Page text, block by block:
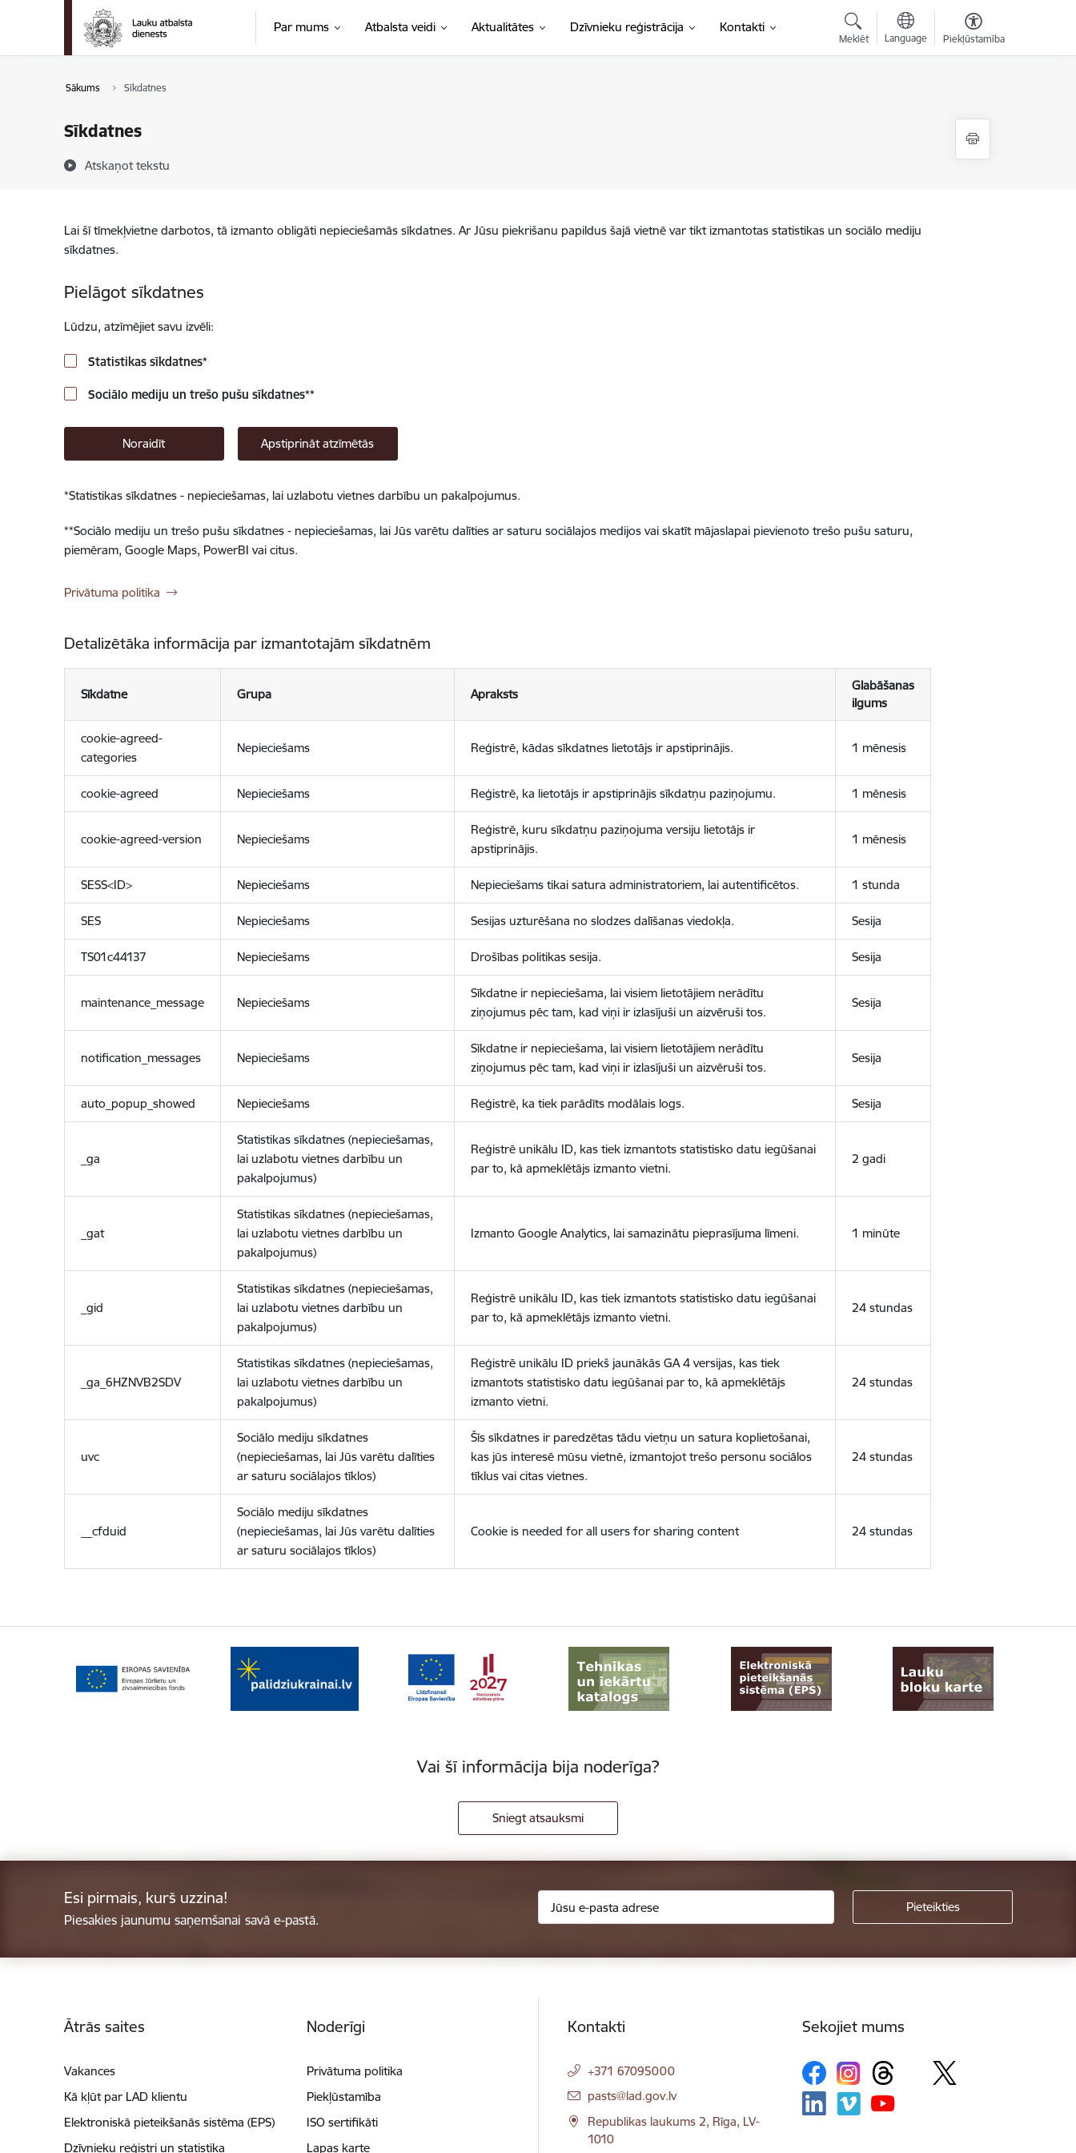
Pāriet uz lapas saturu
Par mums Atbalsta veidi Aktualitātes Dzīvnieku reģistrācija Kontakti
Meklēt Language Piekļūstamība
Sākums Sīkdatnes
Sīkdatnes
Atskaņot tekstu
Lai šī tīmekļvietne darbotos, tā izmanto obligāti nepieciešamās sīkdatnes. Ar Jūsu piekrišanu papildus šajā vietnē var tikt izmantotas statistikas un sociālo mediju
sīkdatnes.
Pielāgot sīkdatnes
Lūdzu, atzīmējiet savu izvēli:
Statistikas sīkdatnes*
Sociālo mediju un trešo pušu sīkdatnes**
Noraidīt Apstiprināt atzīmētās
*Statistikas sīkdatnes - nepieciešamas, lai uzlabotu vietnes darbību un pakalpojumus.
**Sociālo mediju un trešo pušu sīkdatnes - nepieciešamas, lai Jūs varētu dalīties ar saturu sociālajos medijos vai skatīt mājaslapai pievienoto trešo pušu saturu,
piemēram, Google Maps, PowerBI vai citus.
Privātuma politika
Detalizētāka informācija par izmantotajām sīkdatnēm
Sīkdatne Grupa Apraksts
Glabāšanas
ilgums
cookie-agreed-
categories
Nepieciešams Reģistrē, kādas sīkdatnes lietotājs ir apstiprinājis. 1 mēnesis
cookie-agreed Nepieciešams Reģistrē, ka lietotājs ir apstiprinājis sīkdatņu paziņojumu. 1 mēnesis
cookie-agreed-version Nepieciešams
Reģistrē, kuru sīkdatņu paziņojuma versiju lietotājs ir
apstiprinājis.
1 mēnesis
SESS<ID> Nepieciešams Nepieciešams tikai satura administratoriem, lai autentificētos. 1 stunda
SES Nepieciešams Sesijas uzturēšana no slodzes dalīšanas viedokļa. Sesija
TS01c44137 Nepieciešams Drošības politikas sesija. Sesija
maintenance_message Nepieciešams
Sīkdatne ir nepieciešama, lai visiem lietotājiem nerādītu
ziņojumus pēc tam, kad viņi ir izlasījuši un aizvēruši tos.
Sesija
notification_messages Nepieciešams
Sīkdatne ir nepieciešama, lai visiem lietotājiem nerādītu
ziņojumus pēc tam, kad viņi ir izlasījuši un aizvēruši tos.
Sesija
auto_popup_showed Nepieciešams Reģistrē, ka tiek parādīts modālais logs. Sesija
_ga
Statistikas sīkdatnes (nepieciešamas,
lai uzlabotu vietnes darbību un
pakalpojumus)
Reģistrē unikālu ID, kas tiek izmantots statistisko datu iegūšanai
par to, kā apmeklētājs izmanto vietni.
2 gadi
_gat
Statistikas sīkdatnes (nepieciešamas,
lai uzlabotu vietnes darbību un
pakalpojumus)
Izmanto Google Analytics, lai samazinātu pieprasījuma līmeni. 1 minūte
_gid
Statistikas sīkdatnes (nepieciešamas,
lai uzlabotu vietnes darbību un
pakalpojumus)
Reģistrē unikālu ID, kas tiek izmantots statistisko datu iegūšanai
par to, kā apmeklētājs izmanto vietni.
24 stundas
_ga_6HZNVB2SDV
Statistikas sīkdatnes (nepieciešamas,
lai uzlabotu vietnes darbību un
pakalpojumus)
Reģistrē unikālu ID priekš jaunākās GA 4 versijas, kas tiek
izmantots statistisko datu iegūšanai par to, kā apmeklētājs
izmanto vietni.
24 stundas
uvc
Sociālo mediju sīkdatnes
(nepieciešamas, lai Jūs varētu dalīties
ar saturu sociālajos tīklos)
Šīs sīkdatnes ir paredzētas tādu vietņu un satura koplietošanai,
kas jūs interesē mūsu vietnē, izmantojot trešo personu sociālos
tīklus vai citas vietnes.
24 stundas
__cfduid
Sociālo mediju sīkdatnes
(nepieciešamas, lai Jūs varētu dalīties
ar saturu sociālajos tīklos)
Cookie is needed for all users for sharing content 24 stundas
Vai šī informācija bija noderīga?
Sniegt atsauksmi
Esi pirmais, kurš uzzina!
Piesakies jaunumu saņemšanai savā e-pastā.
Ātrās saites
Vakances
Kā kļūt par LAD klientu
Elektroniskā pieteikšanās sistēma (EPS)
Dzīvnieku reģistri un statistika
Noderīgi
Privātuma politika
Piekļūstamība
ISO sertifikāti
Lapas karte
Kontakti
+371 67095000
E-pasts:
pasts@lad.gov.lv
Republikas laukums 2, Rīga, LV-
1010
Sekojiet mums